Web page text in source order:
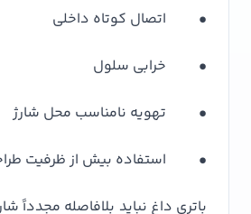
• اتصال کوتاه داخلی
• خرابی سلول
• تهویه نامناسب محل شارژ
• استفاده بیش از ظرفیت
باتری داغ نباید بلافاصله مجدداً